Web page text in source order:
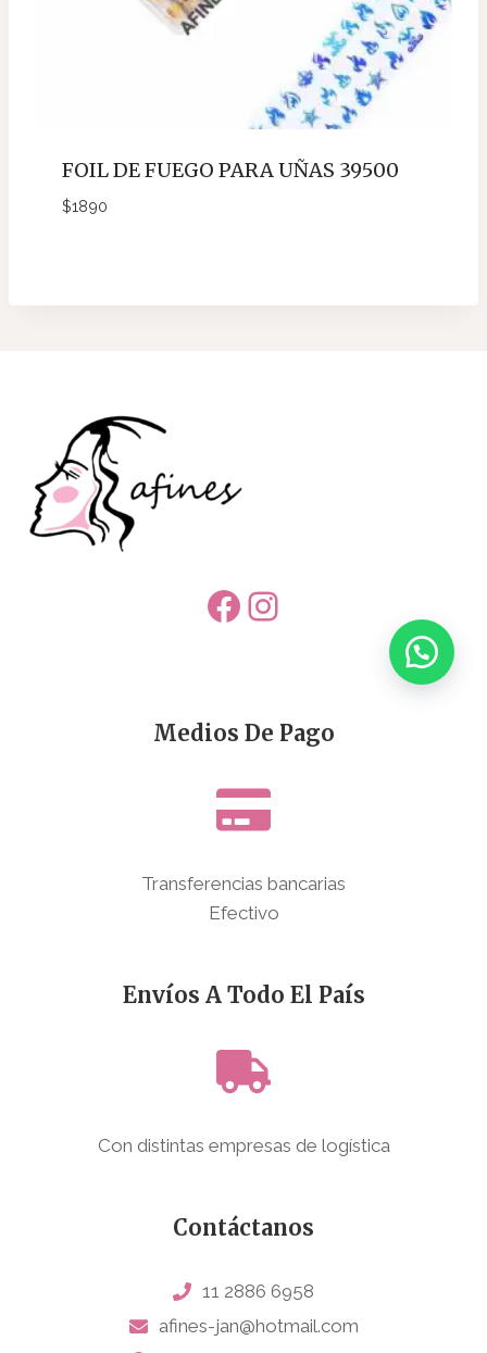
FOIL DE FUEGO PARA UÑAS 39500
$1890
Facebook
Instagram
Medios De Pago
Transferencias bancarias
Efectivo
Envíos A Todo El País
Con distintas empresas de logística
Contáctanos
11 2886 6958
afines-jan@hotmail.com